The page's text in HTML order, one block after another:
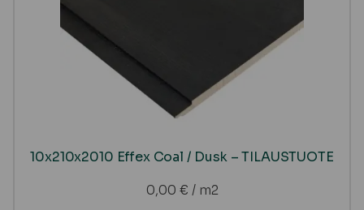
10x210x2010 Effex Coal / Dusk – TILAUSTUOTE
0,00 € / m2